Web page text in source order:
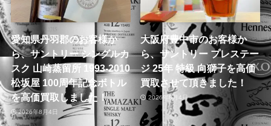
愛知県丹羽郡のお客様か
ら、サントリー シングルカ
スク 山崎蒸留所 1993-2010
松坂屋 100周年記念ボトル
を高価買取しました！
2026年8月4日
大阪府豊中市のお客様か
ら、サントリー プレステー
ジ 25年 特級 向獅子を高価
買取させて頂きました！
2026年8月4日